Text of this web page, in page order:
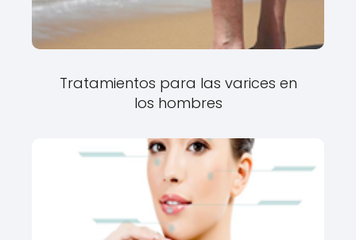
Tratamientos para las varices en
los hombres